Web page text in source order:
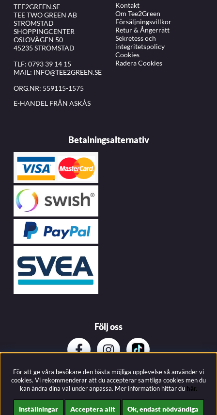
TEE2GREEN.SE
TEE TWO GREEN AB
STRÖMSTAD
SHOPPINGCENTER
OSLOVÄGEN 50
45235 STRÖMSTAD
TLF: 0793 39 14 15
MAIL: INFO@TEE2GREEN.SE
ORG.NR: 559115-1575
E-HANDEL FRÅN ASKÅS
Kontakt
Om Tee2Green
Försäljningsvillkor
Retur & Ångerrätt
Sekretess och
integritetspolicy
Cookies
Radera Cookies
Betalningsalternativ
Följ oss
Prenumerera på vårat nyhetsbrev
För att ge våra besökare den bästa möjliga upplevelse så använder vi
cookies. Vi rekommenderar att du accepterar samtliga cookies men du
kan ändra dina val under anpassa. Mer information hittar du här.
Inställningar Acceptera allt Ok, endast nödvändiga